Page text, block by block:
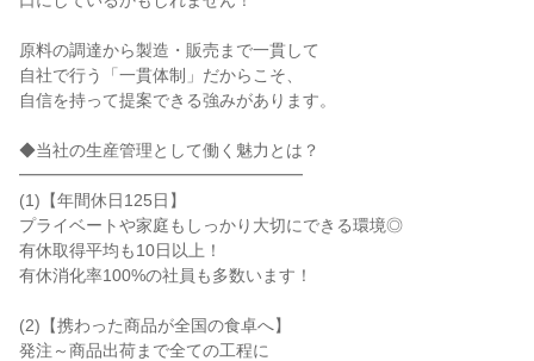
原料の調達から製造・販売まで一貫して
自社で行う「一貫体制」だからこそ、
自信を持って提案できる強みがあります。
◆当社の生産管理として働く魅力とは？
━━━━━━━━━━━━━━━━━
(1)【年間休日125日】
プライベートや家庭もしっかり大切にできる環境◎
有休取得平均も10日以上！
有休消化率100%の社員も多数います！
(2)【携わった商品が全国の食卓へ】
発注～商品出荷まで全ての工程に